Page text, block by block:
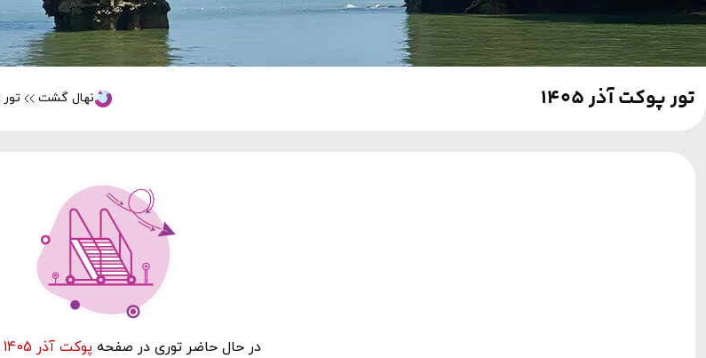
تور پوکت آذر 1405 نهال گشت تور
در حال‌ حاضر توری در صفحه پوکت آذر 1405